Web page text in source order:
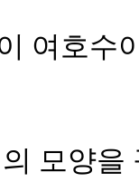
여호수
모양을